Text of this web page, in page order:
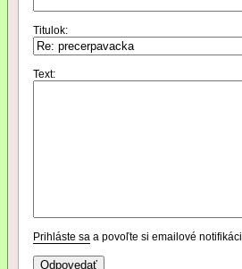
Titulok:
Text:
Prihláste sa a povoľte si emailové